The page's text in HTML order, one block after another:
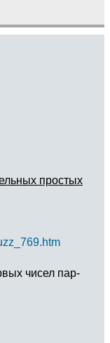
простых
чисел пар-